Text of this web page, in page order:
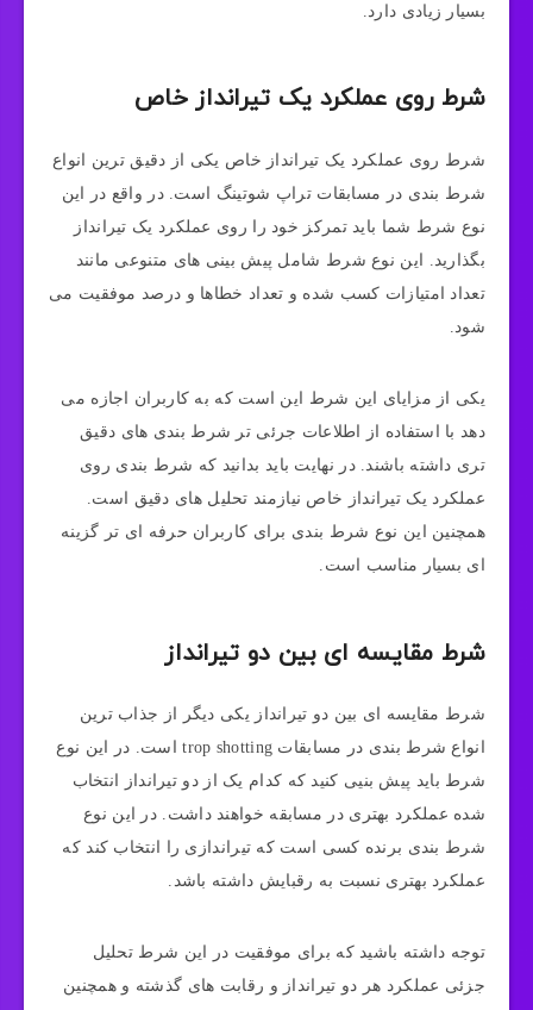
بسیار زیادی دارد.
شرط روی عملکرد یک تیرانداز خاص
شرط روی عملکرد یک تیرانداز خاص یکی از دقیق ترین انواع
شرط بندی در مسابقات تراپ شوتینگ است. در واقع در این
نوع شرط شما باید تمرکز خود را روی عملکرد یک تیرانداز
بگذارید. این نوع شرط شامل پیش بینی های متنوعی مانند
تعداد امتیازات کسب شده و تعداد خطاها و درصد موفقیت می
شود.
یکی از مزایای این شرط این است که به کاربران اجازه می
دهد با استفاده از اطلاعات جرئی تر شرط بندی های دقیق
تری داشته باشند. در نهایت باید بدانید که شرط بندی روی
عملکرد یک تیرانداز خاص نیازمند تحلیل های دقیق است.
همچنین این نوع شرط بندی برای کاربران حرفه ای تر گزینه
ای بسیار مناسب است.
شرط مقایسه‌ ای بین دو تیرانداز
شرط مقایسه‌ ای بین دو تیرانداز یکی دیگر از جذاب ترین
انواع شرط بندی در مسابقات trop shotting است. در این نوع
شرط باید پیش بنیی کنید که کدام یک از دو تیرانداز انتخاب
شده عملکرد بهتری در مسابقه خواهند داشت. در این نوع
شرط بندی برنده کسی است که تیراندازی را انتخاب کند که
عملکرد بهتری نسبت به رقبایش داشته باشد.
توجه داشته باشید که برای موفقیت در این شرط تحلیل
جزئی عملکرد هر دو تیرانداز و رقابت های گذشته و همچنین